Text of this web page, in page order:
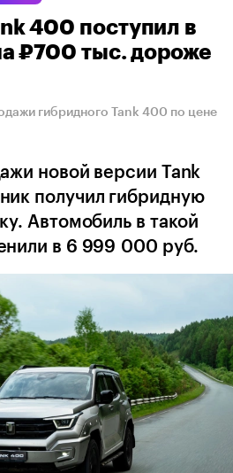
400 поступил в
₽700 тыс. дороже
гибридного Tank 400 по цене
новой версии Tank
получил гибридную
Автомобиль в такой
в 6 999 000 руб.